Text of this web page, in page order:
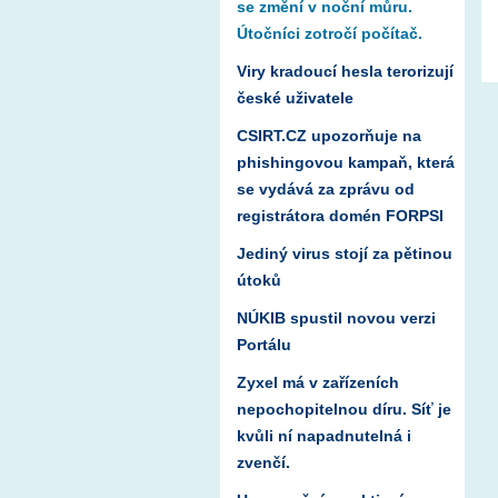
se změní v noční můru.
Útočníci zotročí počítač.
Viry kradoucí hesla terorizují
české uživatele
CSIRT.CZ upozorňuje na
phishingovou kampaň, která
se vydává za zprávu od
registrátora domén FORPSI
Jediný virus stojí za pětinou
útoků
NÚKIB spustil novou verzi
Portálu
Zyxel má v zařízeních
nepochopitelnou díru. Síť je
kvůli ní napadnutelná i
zvenčí.